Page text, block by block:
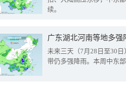
续。
广东湖北河南等地多
未来三天（7月28日至30
带仍多强降雨。本周中东